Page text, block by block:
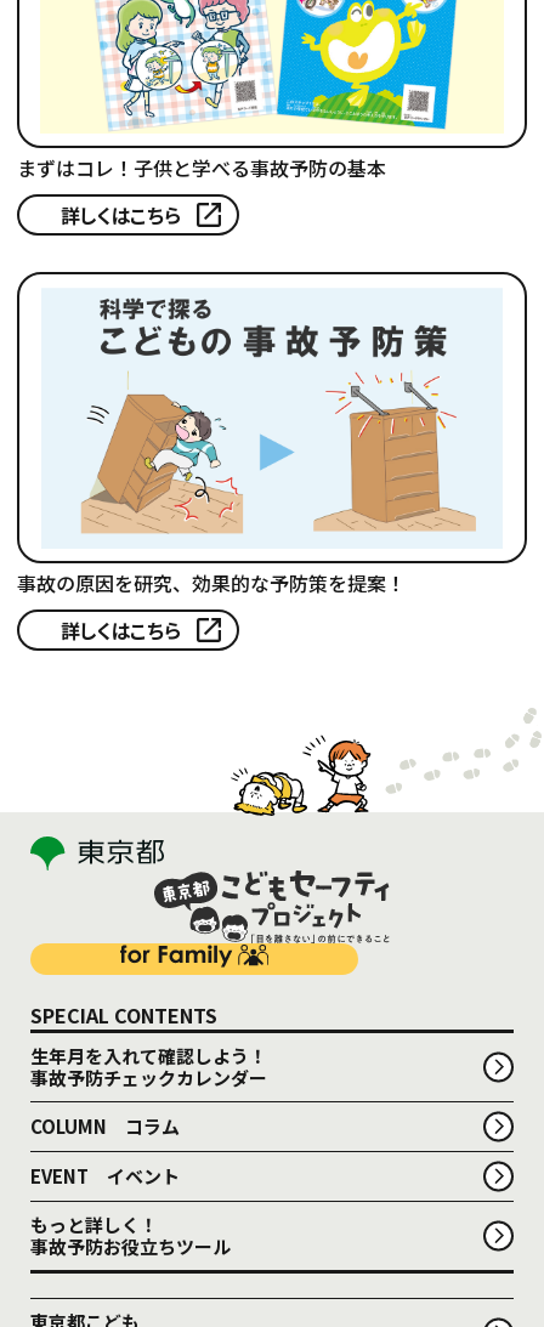
まずはコレ！子供と学べる事故予防の基本
詳しくはこちら
事故の原因を研究、効果的な予防策を提案！
詳しくはこちら
SPECIAL CONTENTS
生年月を入れて確認しよう！
事故予防チェックカレンダー
COLUMN コラム
EVENT イベント
もっと詳しく！
事故予防お役立ちツール
東京都こども